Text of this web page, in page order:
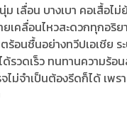
ม เลื่อน บางเบา คอเสื้อไ
เคลื่อนไหวสะดวกทุกอริ
ตร้อนชื้นอย่างทวีปเอเชีย ร
รวดเร็ว ทนทานความร้อน
ไม่จำเป็นต้องรีดก็ได้ เพร